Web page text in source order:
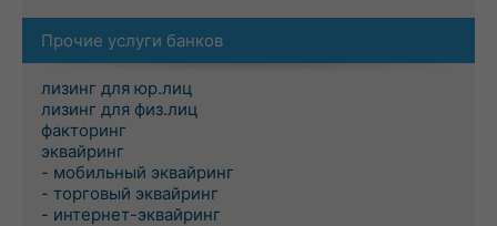
Прочие услуги банков
лизинг для юр.лиц
лизинг для физ.лиц
факторинг
эквайринг
- мобильный эквайринг
- торговый эквайринг
- интернет-эквайринг